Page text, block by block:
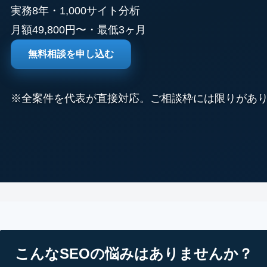
実務8年・1,000サイト分析
月額49,800円〜・最低3ヶ月
無料相談を申し込む
※全案件を代表が直接対応。ご相談枠には限りがあ
こんなSEOの悩みはありませんか？